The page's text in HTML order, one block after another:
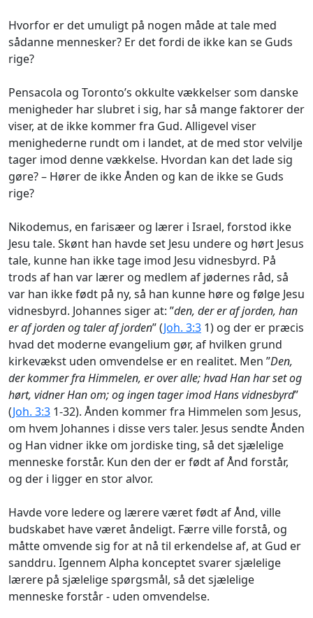
Hvorfor er det umuligt på nogen måde at tale med
sådanne mennesker? Er det fordi de ikke kan se Guds
rige?
Pensacola og Toronto’s okkulte vækkelser som danske
menigheder har slubret i sig, har så mange faktorer der
viser, at de ikke kommer fra Gud. Alligevel viser
menighederne rundt om i landet, at de med stor velvilje
tager imod denne vækkelse. Hvordan kan det lade sig
gøre? – Hører de ikke Ånden og kan de ikke se Guds
rige?
Nikodemus, en farisæer og lærer i Israel, forstod ikke
Jesu tale. Skønt han havde set Jesu undere og hørt Jesus
tale, kunne han ikke tage imod Jesu vidnesbyrd. På
trods af han var lærer og medlem af jødernes råd, så
var han ikke født på ny, så han kunne høre og følge Jesu
vidnesbyrd. Johannes siger at: ”den, der er af jorden, han
er af jorden og taler af jorden” (Joh. 3:3 1) og der er præcis
hvad det moderne evangelium gør, af hvilken grund
kirkevækst uden omvendelse er en realitet. Men ”Den,
der kommer fra Himmelen, er over alle; hvad Han har set og
hørt, vidner Han om; og ingen tager imod Hans vidnesbyrd”
(Joh. 3:3 1-32). Ånden kommer fra Himmelen som Jesus,
om hvem Johannes i disse vers taler. Jesus sendte Ånden
og Han vidner ikke om jordiske ting, så det sjælelige
menneske forstår. Kun den der er født af Ånd forstår,
og der i ligger en stor alvor.
Havde vore ledere og lærere været født af Ånd, ville
budskabet have været åndeligt. Færre ville forstå, og
måtte omvende sig for at nå til erkendelse af, at Gud er
sanddru. Igennem Alpha konceptet svarer sjælelige
lærere på sjælelige spørgsmål, så det sjælelige
menneske forstår - uden omvendelse.